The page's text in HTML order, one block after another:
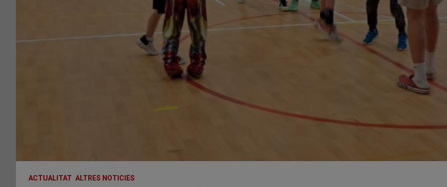
ACTUALITAT ALTRES NOTICIES